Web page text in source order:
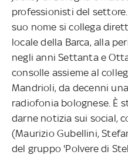
professionisti del
suo nome si collega
locale della Barca, alla
negli anni Settanta e
consolle assieme al
Mandrioli, da decenni
radiofonia bolognese. È
darne notizia sui social,
(Maurizio Gubellini,
del gruppo 'Polvere di